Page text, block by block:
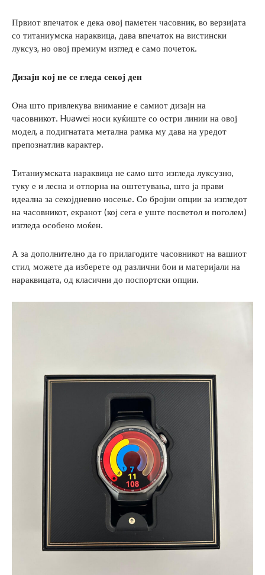
Првиот впечаток е дека овој паметен часовник, во верзијата
со титаниумска нараквица, дава впечаток на вистински
луксуз, но овој премиум изглед е само почеток.
Дизајн кој не се гледа секој ден
Она што привлекува внимание е самиот дизајн на
часовникот. Huawei носи куќиште со остри линии на овој
модел, а подигнатата метална рамка му дава на уредот
препознатлив карактер.
Титаниумската нараквица не само што изгледа луксузно,
туку е и лесна и отпорна на оштетувања, што ја прави
идеална за секојдневно носење. Со бројни опции за изгледот
на часовникот, екранот (кој сега е уште посветол и поголем)
изгледа особено моќен.
А за дополнително да го прилагодите часовникот на вашиот
стил, можете да изберете од различни бои и материјали на
нараквицата, од класични до поспортски опции.